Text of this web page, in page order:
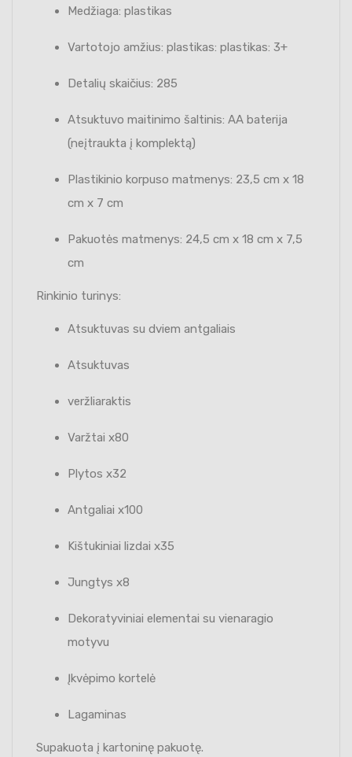
Medžiaga: plastikas
Vartotojo amžius: plastikas: plastikas: 3+
Detalių skaičius: 285
Atsuktuvo maitinimo šaltinis: AA baterija
(neįtraukta į komplektą)
Plastikinio korpuso matmenys: 23,5 cm x 18
cm x 7 cm
Pakuotės matmenys: 24,5 cm x 18 cm x 7,5
cm
Rinkinio turinys:
Atsuktuvas su dviem antgaliais
Atsuktuvas
veržliaraktis
Varžtai x80
Plytos x32
Antgaliai x100
Kištukiniai lizdai x35
Jungtys x8
Dekoratyviniai elementai su vienaragio
motyvu
Įkvėpimo kortelė
Lagaminas
Supakuota į kartoninę pakuotę.